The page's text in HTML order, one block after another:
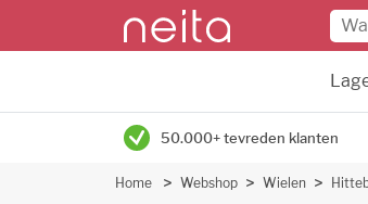
50.000+ tevreden klanten
Home Webshop Wielen